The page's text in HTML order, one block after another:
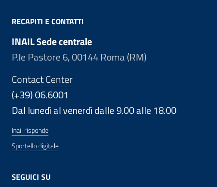
RECAPITI E CONTATTI
INAIL Sede centrale
P.le Pastore 6, 00144 Roma (RM)
Contact Center
(+39) 06.6001
Dal lunedì al venerdì dalle 9.00 alle 18.00
Inail risponde
Sportello digitale
SEGUICI SU